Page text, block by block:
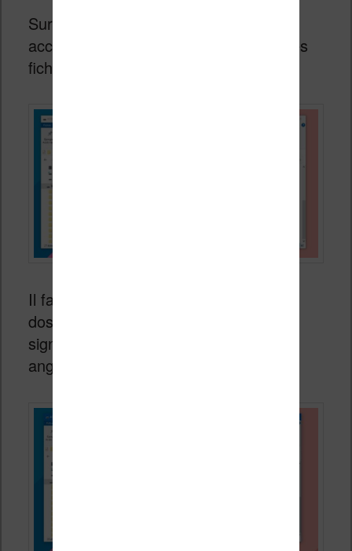
Sur votre ordinateur, vous devez avoir
accès au répertoire qui contient tous les
fichiers :
Il faut maintenant créer un nouveau
dossier nommé « fonts » (« fonts »
signifie « polices de caractères » en
anglais) :